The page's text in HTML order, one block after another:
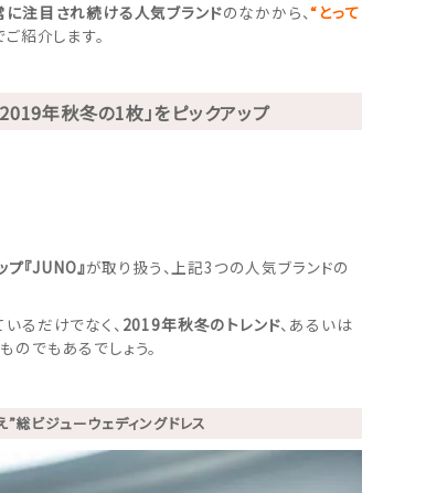
注目され続ける人気ブランドのなかから、“とって
紹介します。
年秋冬の1枚」をピックアップ
プ『JUNO』が取り扱う、上記3つの人気ブランドの
るだけでなく、 2019年秋冬のトレンド、あるいは
のでもあるでしょう。
”総ビジューウェディングドレス